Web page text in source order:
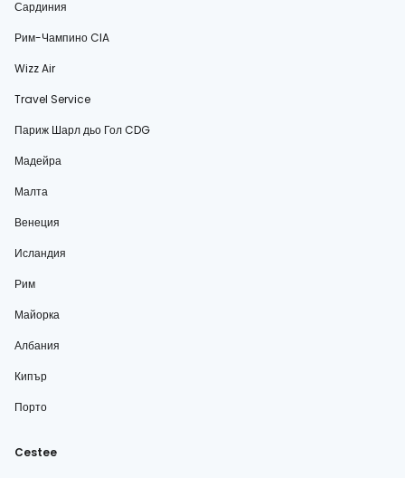
Сардиния
Рим-Чампино CIA
Wizz Air
Travel Service
Париж Шарл дьо Гол CDG
Мадейра
Малта
Венеция
Исландия
Рим
Майорка
Албания
Кипър
Порто
Cestee